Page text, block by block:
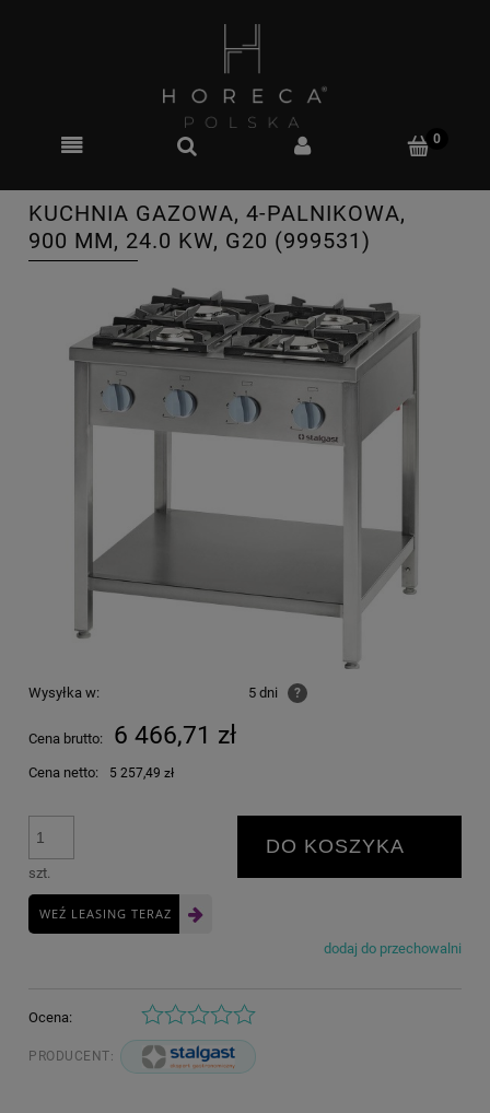
KUCHNIA GAZOWA, 4-PALNIKOWA,
900 MM, 24.0 KW, G20 (999531)
Wysyłka w: 5 dni ?
Cena brutto: 6 466,71 zł
Cena netto: 5 257,49 zł
szt.
DO KOSZYKA
WEŹ LEASING TERAZ
dodaj do przechowalni
Ocena:
PRODUCENT: